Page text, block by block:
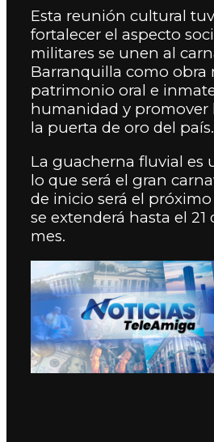
Esta reunión cultural
fortalecer el aspecto
militares se unen al
Barranquilla como obra
patrimonio oral e
humanidad y promover
la puerta de oro del país.
La guacherna fluvial es
lo que será el gran
de inicio será el
se extenderá hasta el 21
mes.